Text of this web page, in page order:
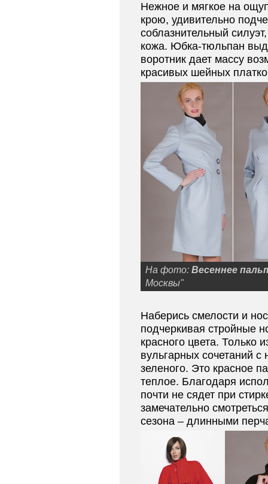
Нежное и мягкое на
крою, удивительно
соблазнительный
кожа. Юбка-тюльпан
воротник дает массу
красивых шейных
На фото: Весеннее
Москвы"
Наберись смелости и
подчеркивая стройные
красного цвета. Только
вульгарных сочетаний с
зеленого. Это красное
теплое. Благодаря
почти не сядет при
замечательно
сезона – длинными